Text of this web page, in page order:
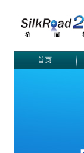
首页